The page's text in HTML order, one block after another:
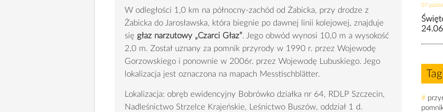
W odległości 1,0 km na północny-zachód od Żabicka, przy drodze z
Żabicka do Jarosławska, która biegnie po dawnej linii kolejowej, znajduje
się głaz narzutowy „Czarci Głaz”. Jego obwód wynosi 10,0 m a wysokość
2,0 m. Został uznany za pomnik przyrody w 1990 r. przez Wojewodę
Gorzowskiego i ponownie w 2006r. przez Wojewodę Lubuskiego. Jego
lokalizacja jest oznaczona na mapach Messtischblätter.
Lokalizacja: obręb ewidencyjny Bobrówko działka nr 64, RDLP Szczecin,
Nadleśnictwo Strzelce Krajeńskie, Leśnictwo Buszów, oddział 1 d.
07
#